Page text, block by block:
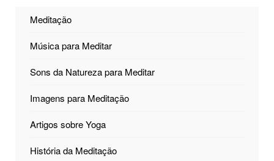
Meditação
Música para Meditar
Sons da Natureza para Meditar
Imagens para Meditação
Artigos sobre Yoga
História da Meditação